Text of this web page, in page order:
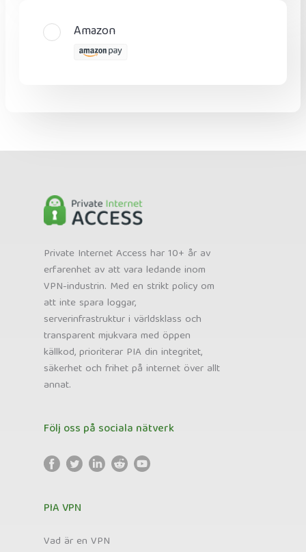
Amazon
Private Internet Access har 10+ år av
erfarenhet av att vara ledande inom
VPN-industrin. Med en strikt policy om
att inte spara loggar,
serverinfrastruktur i världsklass och
transparent mjukvara med öppen
källkod, prioriterar PIA din integritet,
säkerhet och frihet på internet över allt
annat.
Följ oss på sociala nätverk
PIA VPN
Vad är en VPN